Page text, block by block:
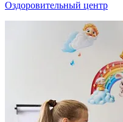
Оздоровительный центр